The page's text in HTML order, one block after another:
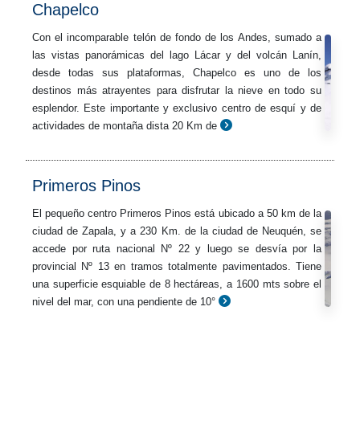
Chapelco
Con el incomparable telón de fondo de los Andes, sumado a
las vistas panorámicas del lago Lácar y del volcán Lanín,
desde todas sus plataformas, Chapelco es uno de los
destinos más atrayentes para disfrutar la nieve en todo su
esplendor. Este importante y exclusivo centro de esquí y de
actividades de montaña dista 20 Km de
Primeros Pinos
El pequeño centro Primeros Pinos está ubicado a 50 km de la
ciudad de Zapala, y a 230 Km. de la ciudad de Neuquén, se
accede por ruta nacional Nº 22 y luego se desvía por la
provincial Nº 13 en tramos totalmente pavimentados. Tiene
una superficie esquiable de 8 hectáreas, a 1600 mts sobre el
nivel del mar, con una pendiente de 10°